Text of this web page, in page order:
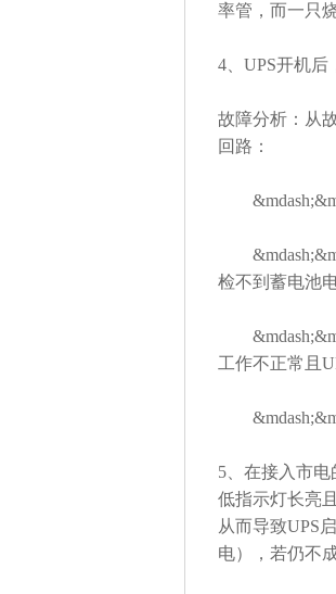
率管，而一只
4、UPS开机后
故障分析：从
回路：
检不到蓄电池
工作不正常且
5、在接入市
低指示灯长亮
从而导致UPS
电），若仍不